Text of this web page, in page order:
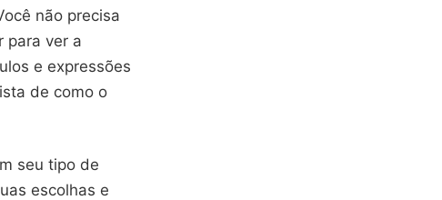
não precisa
para ver a
e expressões
de como o
seu tipo de
escolhas e